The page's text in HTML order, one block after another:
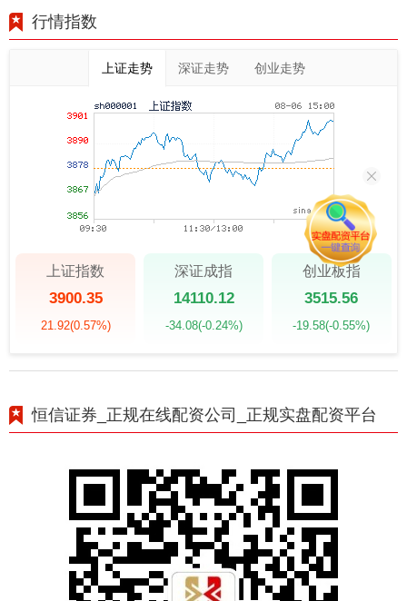
行情指数
上证走势 深证走势 创业走势
上证指数
3900.35
21.92(0.57%)
深证成指
14110.12
-34.08(-0.24%)
创业板指
3515.56
-19.58(-0.55%)
恒信证券_正规在线配资公司_正规实盘配资平台